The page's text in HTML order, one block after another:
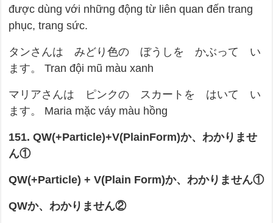
được dùng với những động từ liên quan đến trang
phục, trang sức.
タンさんは みどり色の ぼうしを かぶって い
ます。 Tran đội mũ màu xanh
マリアさんは ピンクの スカートを はいて い
ます。 Maria mặc váy màu hồng
151. QW(+Particle)+V(PlainForm)か、わかりませ
ん①
QW(+Particle) + V(Plain Form)か、わかりません①
QWか、わかりません②